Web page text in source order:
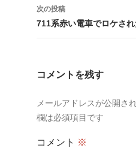
ビ
ゲ
ー
ョ
次の投稿
711系赤い電車でロケさ
コメントを残す
メールアドレスが公開さ
欄は必須項目です
コメント ※